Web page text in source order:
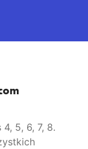
5, 6, 7, 8.